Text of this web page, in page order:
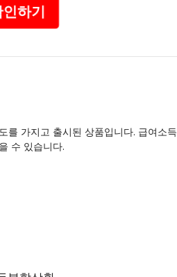
하기
를 가지고 출시된 상품입니다. 급여소득
수 있습니다.